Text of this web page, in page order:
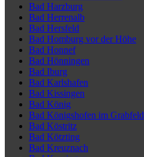
Bad Harzburg
Bad Herrenalb
Bad Hersfeld
Bad Homburg vor der Höhe
Bad Honnef
Bad Hönningen
Bad Iburg
Bad Karlshafen
Bad Kissingen
Bad König
Bad Königshofen im Grabfeld
Bad Köstritz
Bad Kötzting
Bad Kreuznach